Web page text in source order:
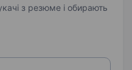
з резюме і обирають